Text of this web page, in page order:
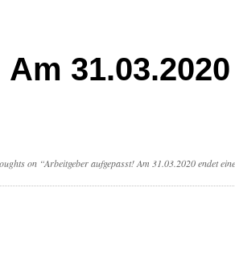
on “Arbeitgeber aufgepasst! Am 31.03.2020 endet